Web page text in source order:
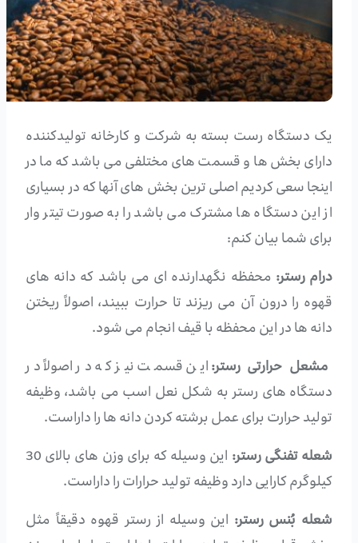
یک دستگاه رست بسته به شرکت و کارخانه تولیدکننده
دارای بخش ها و قسمت های مختلفی می باشد که ما در
اینجا سعی کردیم اصلی ترین بخش های آنها که در بسیاری
از این دستگاه ها مشترک می باشد را به صورت تیتر وار
برای شما بیان کنم:
درام رستر: محفظه نگهدارنده ای می باشد که دانه های
قهوه را درون آن می ریزند تا حرارت ببیند، اصولاً ریختن
دانه ها در این محفظه با قیف انجام می شود.
مشعل حرارتی رستر:این قسمت نیز که در اصولاً در
دستگاه های رستر به شکل نعل اسب می باشد، وظیفه
تولید حرارت برای عمل برشته کردن دانه ها را داراست.
شعله تفنگی رستر:
این وسیله که برای وزن های بالای 30
کیلوگرم کارایی دارد وظیفه تولید حرارات را داراست.
شعله بُنس رستر: این وسیله از رستر قهوه دقیقاً مثل